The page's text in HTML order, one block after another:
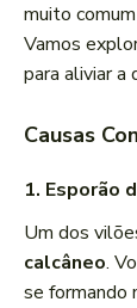
muito
Vamos
para aliviar a
Causas
1. Esporão
Um dos
calcâneo.
se formando